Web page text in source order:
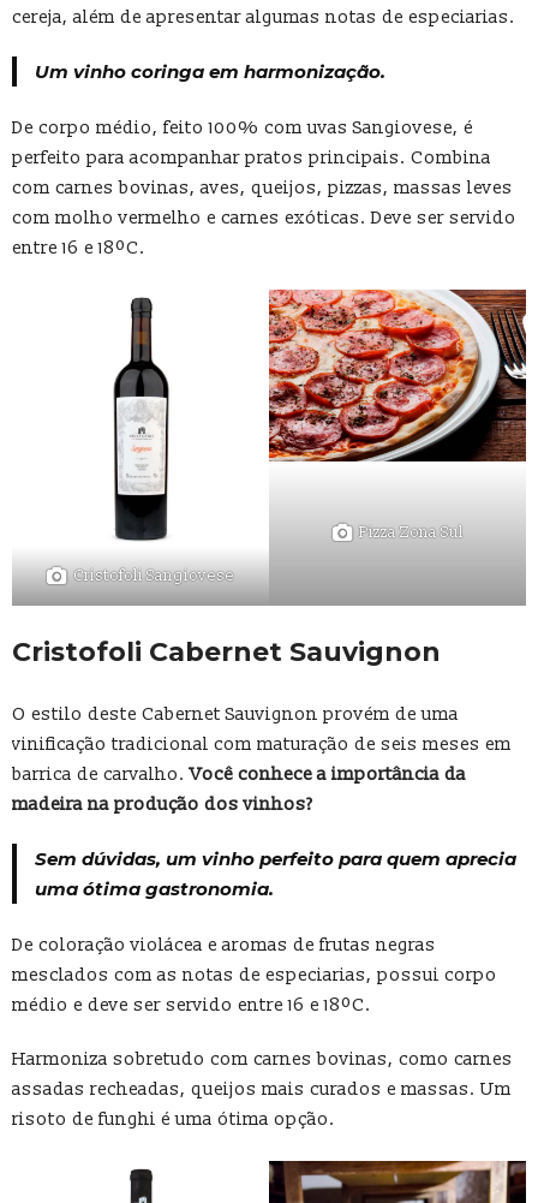
cereja, além de apresentar algumas notas de especiarias.
Um vinho coringa em harmonização.
De corpo médio, feito 100% com uvas Sangiovese, é
perfeito para acompanhar pratos principais. Combina
com carnes bovinas, aves, queijos, pizzas, massas leves
com molho vermelho e carnes exóticas. Deve ser servido
entre 16 e 18ºC.
Cristofoli Sangiovese
Pizza Zona Sul
Cristofoli Cabernet Sauvignon
O estilo deste Cabernet Sauvignon provém de uma
vinificação tradicional com maturação de seis meses em
barrica de carvalho.Você conhece a importância da
madeira na produção dos vinhos?
Sem dúvidas, um vinho perfeito para quem aprecia
uma ótima gastronomia.
De coloração violácea e aromas de frutas negras
mesclados com as notas de especiarias, possui corpo
médio e deve ser servido entre 16 e 18ºC.
Harmoniza sobretudo com carnes bovinas, como carnes
assadas recheadas, queijos mais curados e massas. Um
risoto de funghi é uma ótima opção.